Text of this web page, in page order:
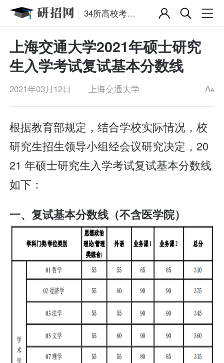
34所高校考研复试分数线
上海交通大学2021年硕士研究
生入学考试复试基本分数线
2021年03月12日 上海交通大学 AA
根据教育部规定，结合学校实际情况，校
研究生招生领导小组经会议研究决定，20
21 年硕士研究生入学考试复试基本分数线
如下：
一、复试基本分数线（不含医学院）